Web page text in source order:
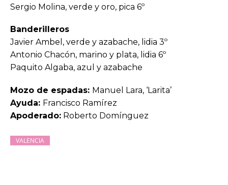
Sergio Molina, verde y oro, pica 6º
Banderilleros
Javier Ambel, verde y azabache, lidia 3º
Antonio Chacón, marino y plata, lidia 6º
Paquito Algaba, azul y azabache
Mozo de espadas: Manuel Lara, ‘Larita’
Ayuda: Francisco Ramírez
Apoderado: Roberto Domínguez
VALENCIA